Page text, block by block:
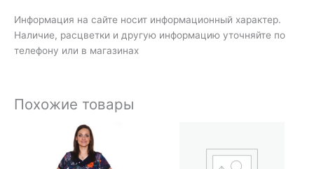
Информация на сайте носит информационный характер.
Наличие, расцветки и другую информацию уточняйте по
телефону или в магазинах
Похожие товары